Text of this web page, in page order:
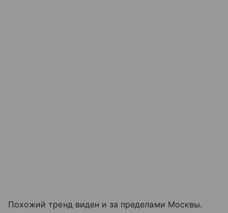
Похожий тренд виден и за пределами Москвы.